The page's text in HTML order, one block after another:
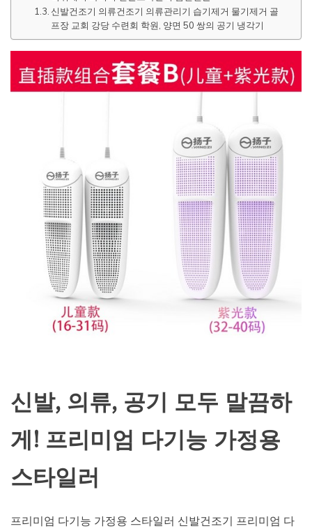
신발건조기 의류건조기 의류관리기 습기제거 물기제거 골
프장 교회 강당 수련회 학원, 양면 50 쌍의 공기 냉각기
신발, 의류, 공기 모두 말끔하
게! 프리미엄 다기능 가정용
스타일러
프리미엄 다기능 가정용 스타일러 신발건조기 프리미엄 다